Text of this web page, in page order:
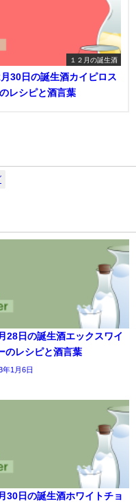
１２月の誕生酒
30日の誕生酒カイピロス
レシピと酒言葉
28日の誕生酒エックスワイ
のレシピと酒言葉
年1月6日
30日の誕生酒ホワイトチョ